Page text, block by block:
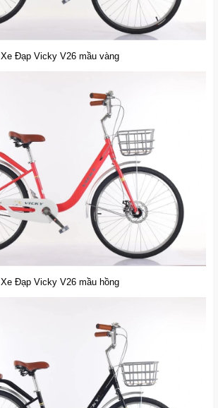
Xe Đạp Vicky V26 mầu vàng
Xe Đạp Vicky V26 mầu hồng